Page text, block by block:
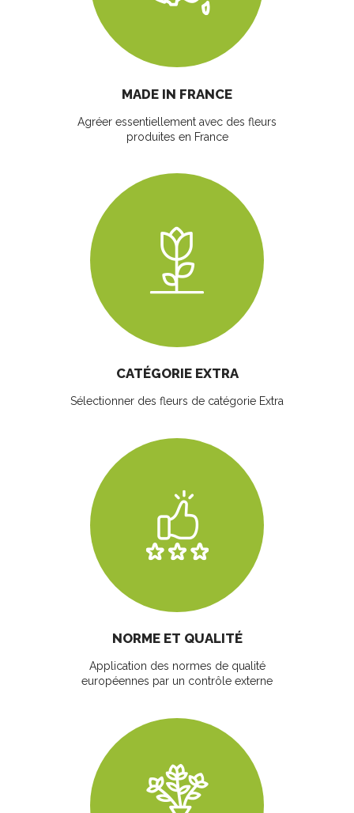
MADE IN FRANCE
Agréer essentiellement avec des fleurs
produites en France
CATÉGORIE EXTRA
Sélectionner des fleurs de catégorie Extra
NORME ET QUALITÉ
Application des normes de qualité
européennes par un contrôle externe